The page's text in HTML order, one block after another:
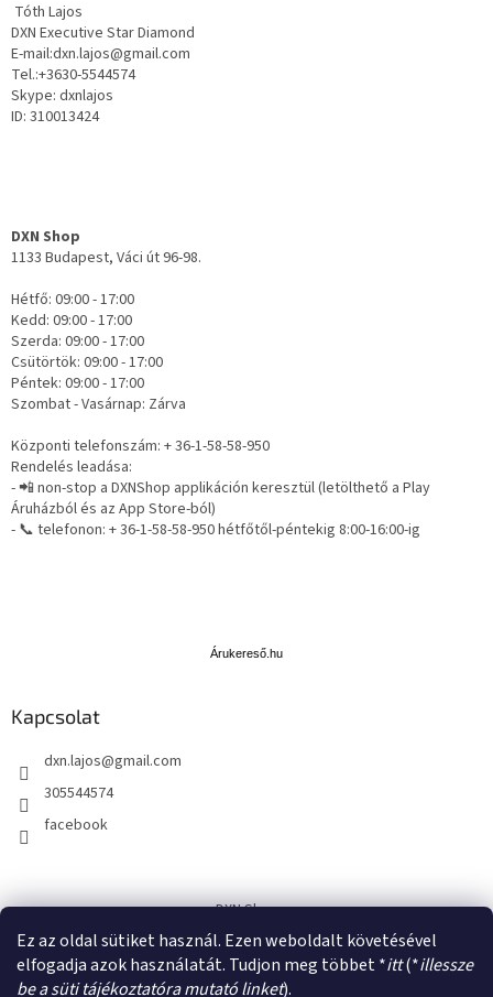
Ez az oldal sütiket használ. Ezen weboldalt követésével
elfogadja azok használatát. Tudjon meg többet *itt(*illessze
be a süti tájékoztatóra mutató linket).
Tóth Lajos
DXN Executive Star Diamond
E-mail:dxn.lajos@gmail.com
Tel.:+3630-5544574
Skype: dxnlajos
ID: 310013424
DXN Shop
1133 Budapest, Váci út 96-98.
Hétfő: 09:00 - 17:00
Kedd: 09:00 - 17:00
Szerda: 09:00 - 17:00
Csütörtök: 09:00 - 17:00
Péntek: 09:00 - 17:00
Szombat - Vasárnap: Zárva
Központi telefonszám: + 36-1-58-58-950
Rendelés leadása:
- 📲 non-stop a DXNShop applikáción keresztül (letölthető a Play
Áruházból és az App Store-ból)
- 📞 telefonon: + 36-1-58-58-950 hétfőtől-péntekig 8:00-16:00-ig
s
Árukereső.hu
Kapcsolat
dxn.lajos@gmail.com
305544574
facebook
DXN Shop
DXN Ganoderma